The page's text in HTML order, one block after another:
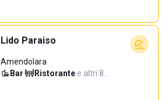
Lido Paraiso
Amendolara
Bar· Ristorante·e altri 8…